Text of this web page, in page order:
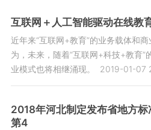
互联网＋人工智能驱动在线教
近年来“互联网+教育”的业务载体和
为，未来，随着“互联网+科技+教育”
业模式也将相继涌现。
2019-01-07
2018年河北制定发布省地方
第4